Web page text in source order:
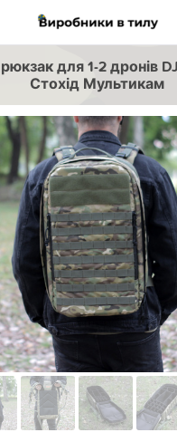
для 1-2 дронів
Стохід Мультикам